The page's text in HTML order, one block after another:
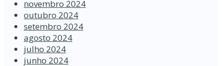
novembro 2024
outubro 2024
setembro 2024
agosto 2024
julho 2024
junho 2024